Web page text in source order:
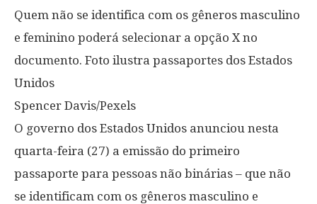
Quem não se identifica com os gêneros masculino
e feminino poderá selecionar a opção X no
documento. Foto ilustra passaportes dos Estados
Unidos
Spencer Davis/Pexels
O governo dos Estados Unidos anunciou nesta
quarta-feira (27) a emissão do primeiro
passaporte para pessoas não binárias – que não
se identificam com os gêneros masculino e